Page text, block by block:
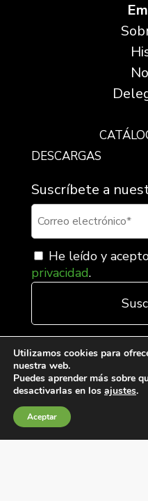
DESCARGAS
Suscríbete a
He leído y
privacidad.
Utilizamos cookies para
nuestra web.
Puedes aprender más sobre
desactivarlas en los ajustes.
Aceptar